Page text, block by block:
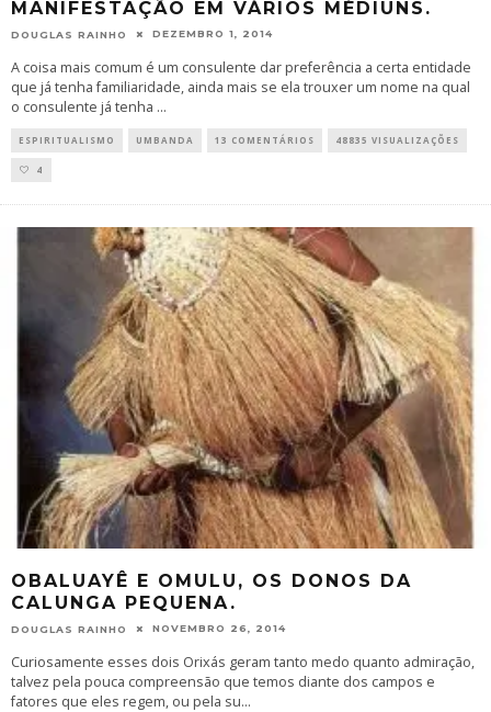
MANIFESTAÇÃO EM VÁRIOS MÉDIUNS.
DOUGLAS RAINHO DEZEMBRO 1, 2014
A coisa mais comum é um consulente dar preferência a certa entidade
que já tenha familiaridade, ainda mais se ela trouxer um nome na qual
o consulente já tenha ...
ESPIRITUALISMO UMBANDA 13 COMENTÁRIOS 48835 VISUALIZAÇÕES
4
OBALUAYÊ E OMULU, OS DONOS DA
CALUNGA PEQUENA.
DOUGLAS RAINHO NOVEMBRO 26, 2014
Curiosamente esses dois Orixás geram tanto medo quanto admiração,
talvez pela pouca compreensão que temos diante dos campos e
fatores que eles regem, ou pela su...